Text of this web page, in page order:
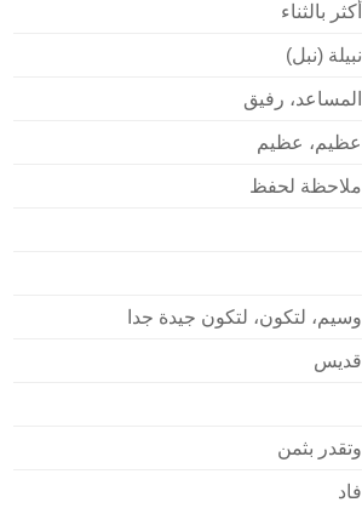
أكثر بالثناء
نبيلة (نبل)
المساعد، رفيق
عظيم، عظيم
ملاحظة لحفظ
وسيم، لتكون، لتكون جيدة جدا
قديس
وتقدر بثمن
فاد